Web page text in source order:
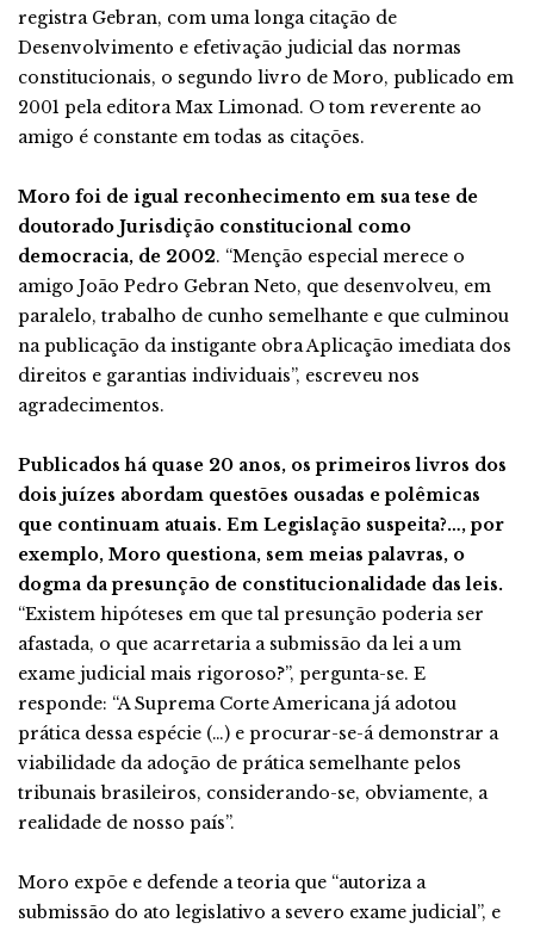
registra Gebran, com uma longa citação de
Desenvolvimento e efetivação judicial das normas
constitucionais, o segundo livro de Moro, publicado em
2001 pela editora Max Limonad. O tom reverente ao
amigo é constante em todas as citações.
Moro foi de igual reconhecimento em sua tese de
doutorado Jurisdição constitucional como
democracia, de 2002. “Menção especial merece o
amigo João Pedro Gebran Neto, que desenvolveu, em
paralelo, trabalho de cunho semelhante e que culminou
na publicação da instigante obra Aplicação imediata dos
direitos e garantias individuais”, escreveu nos
agradecimentos.
Publicados há quase 20 anos, os primeiros livros dos
dois juízes abordam questões ousadas e polêmicas
que continuam atuais. Em Legislação suspeita?…, por
exemplo, Moro questiona, sem meias palavras, o
dogma da presunção de constitucionalidade das leis.
“Existem hipóteses em que tal presunção poderia ser
afastada, o que acarretaria a submissão da lei a um
exame judicial mais rigoroso?”, pergunta-se. E
responde: “A Suprema Corte Americana já adotou
prática dessa espécie (…) e procurar-se-á demonstrar a
viabilidade da adoção de prática semelhante pelos
tribunais brasileiros, considerando-se, obviamente, a
realidade de nosso país”.
Moro expõe e defende a teoria que “autoriza a
submissão do ato legislativo a severo exame judicial”, e